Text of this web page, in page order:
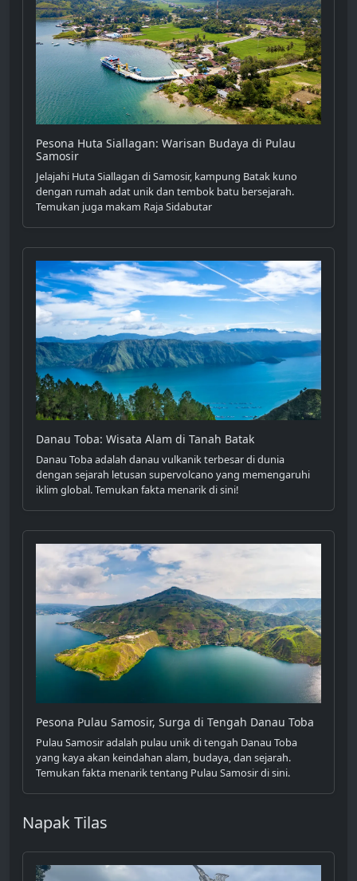
Pesona Huta Siallagan: Warisan Budaya di Pulau
Samosir
Jelajahi Huta Siallagan di Samosir, kampung Batak kuno
dengan rumah adat unik dan tembok batu bersejarah.
Temukan juga makam Raja Sidabutar
Danau Toba: Wisata Alam di Tanah Batak
Danau Toba adalah danau vulkanik terbesar di dunia
dengan sejarah letusan supervolcano yang memengaruhi
iklim global. Temukan fakta menarik di sini!
Pesona Pulau Samosir, Surga di Tengah Danau Toba
Pulau Samosir adalah pulau unik di tengah Danau Toba
yang kaya akan keindahan alam, budaya, dan sejarah.
Temukan fakta menarik tentang Pulau Samosir di sini.
Napak Tilas